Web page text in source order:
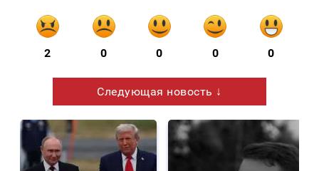
2 0 0 0 0
Следующая новость ↓